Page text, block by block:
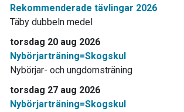
Rekommenderade tävlingar 2026
Täby dubbeln medel
torsdag 20 aug 2026
Nybörjarträning=Skogskul
Nybörjar- och ungdomsträning
torsdag 27 aug 2026
Nybörjarträning=Skogskul